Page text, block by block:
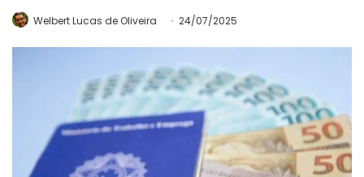
Welbert Lucas de Oliveira 24/07/2025